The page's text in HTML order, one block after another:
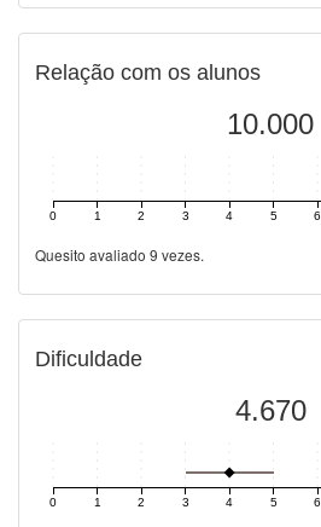
Relação com os alunos
10.000
0 1 2 3 4 5 6
Quesito avaliado 9 vezes.
Dificuldade
4.670
0 1 2 3 4 5 6